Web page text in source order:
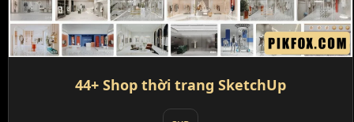
44+ Shop thời trang SketchUp